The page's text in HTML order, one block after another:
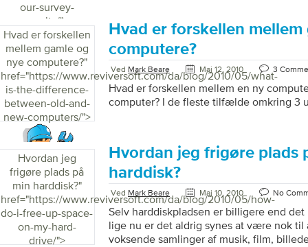
our-survey-
results/">
Hvad er forskellen
mellem gamle og
nye computere?"
href="https://www.reviversoft.com/da/blog/2010/05/what-
is-the-difference-
between-old-and-
new-computers/">
Hvad er forskellen mellem
computere?
Ved Mark Beare Maj 12, 2010 3
Hvad er forskellen mellem en ny
computer? I de fleste tilfælde omkring 3
Hvordan jeg
frigøre plads på
min harddisk?"
href="https://www.reviversoft.com/da/blog/2010/05/how-
do-i-free-up-space-
on-my-hard-
drive/">
Hvordan jeg frigøre plads
harddisk?
Ved Mark Beare Maj 10, 2010 No
Selv harddiskpladsen er billigere end
lige nu er det aldrig synes at være nok til
voksende samlinger af musik, film,